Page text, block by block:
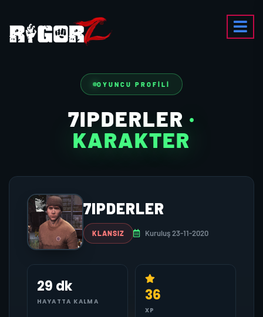
OYUNCU PROFILI
7IPDERLER ·
KARAKTER
7IPDERLER
KLANSIZ Kuruluş 23-11-2020
29 dk
HAYATTA KALMA 36
XP